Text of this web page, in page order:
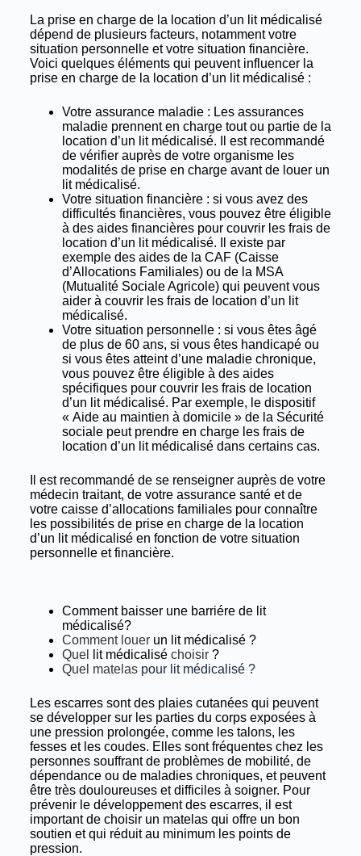
La prise en charge de la location d’un lit médicalisé
dépend de plusieurs facteurs, notamment votre
situation personnelle et votre situation financière.
Voici quelques éléments qui peuvent influencer la
prise en charge de la location d’un lit médicalisé :
Votre assurance maladie : Les assurances
maladie prennent en charge tout ou partie de la
location d’un lit médicalisé. Il est recommandé
de vérifier auprès de votre organisme les
modalités de prise en charge avant de louer un
lit médicalisé.
Votre situation financière : si vous avez des
difficultés financières, vous pouvez être éligible
à des aides financières pour couvrir les frais de
location d’un lit médicalisé. Il existe par
exemple des aides de la CAF (Caisse
d’Allocations Familiales) ou de la MSA
(Mutualité Sociale Agricole) qui peuvent vous
aider à couvrir les frais de location d’un lit
médicalisé.
Votre situation personnelle : si vous êtes âgé
de plus de 60 ans, si vous êtes handicapé ou
si vous êtes atteint d’une maladie chronique,
vous pouvez être éligible à des aides
spécifiques pour couvrir les frais de location
d’un lit médicalisé. Par exemple, le dispositif
« Aide au maintien à domicile » de la Sécurité
sociale peut prendre en charge les frais de
location d’un lit médicalisé dans certains cas.
Il est recommandé de se renseigner auprès de votre
médecin traitant, de votre assurance santé et de
votre caisse d’allocations familiales pour connaître
les possibilités de prise en charge de la location
d’un lit médicalisé en fonction de votre situation
personnelle et financière.
Comment baisser une barriére de lit
médicalisé?
Comment louerun lit médicalisé ?
Quel
lit médicalisé choisir?
Quel matelaspour lit médicalisé ?
Les escarres sont des plaies cutanées qui peuvent
se développer sur les parties du corps exposées à
une pression prolongée, comme les talons, les
fesses et les coudes. Elles sont fréquentes chez les
personnes souffrant de problèmes de mobilité, de
dépendance ou de maladies chroniques, et peuvent
être très douloureuses et difficiles à soigner. Pour
prévenir le développement des escarres, il est
important de choisir un matelas qui offre un bon
soutien et qui réduit au minimum les points de
pression.